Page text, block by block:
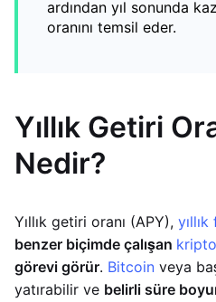
ardından yıl sonunda
oranını temsil eder.
Yıllık Getiri
Nedir?
Yıllık getiri oranı (APY),
benzer biçimde çalışan
görevi görür. Bitcoin veya
yatırabilir ve belirli süre